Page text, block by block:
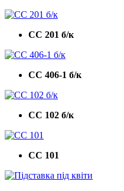
СС 201 б/к
СС 406-1 б/к
СС 102 б/к
СС 101